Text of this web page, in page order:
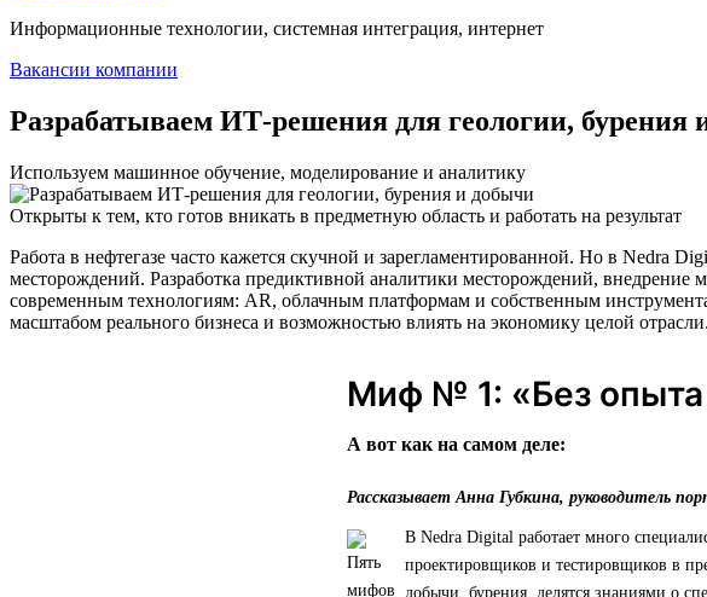
Информационные технологии, системная интеграция, интернет
Вакансии компании
Разрабатываем ИТ-решения для геологии, бурения
Используем машинное обучение, моделирование и аналитику
Открыты к тем, кто готов вникать в предметную область и работать на результат
Работа в нефтегазе часто кажется скучной и зарегламентированной. Но в Nedra
месторождений. Разработка предиктивной аналитики месторождений,
современным технологиям: AR, облачным платформам и собственным
масштабом реального бизнеса и возможностью влиять на экономику целой отрасли.
Миф № 1: «Без опыта
А вот как на самом деле:
Рассказывает Анна Губкина, руководитель
В Nedra Digital работает много
проектировщиков и тестировщиков в
добычи, бурения, делятся знаниями о